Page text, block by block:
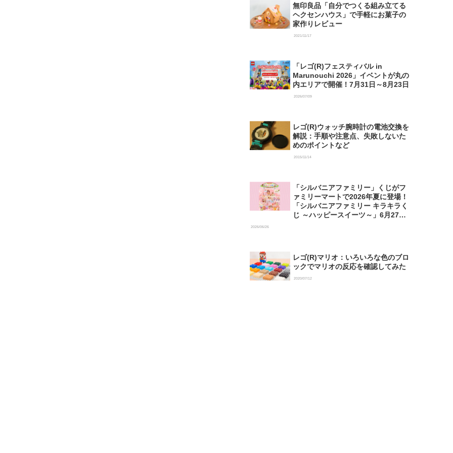
無印良品「自分でつくる組み立てる
ヘクセンハウス」で手軽にお菓子の
家作りレビュー
2021/11/17
「レゴ(R)フェスティバル in
Marunouchi 2026」イベントが丸の
内エリアで開催！7月31日～8月23日
2026/07/09
レゴ(R)ウォッチ腕時計の電池交換を
解説：手順や注意点、失敗しないた
めのポイントなど
2015/11/14
「シルバニアファミリー」くじがフ
ァミリーマートで2026年夏に登場！
「シルバニアファミリー キラキラく
じ ～ハッピースイーツ～」6月27日
2026/06/26
レゴ(R)マリオ：いろいろな色のブロ
ックでマリオの反応を確認してみた
2020/07/12